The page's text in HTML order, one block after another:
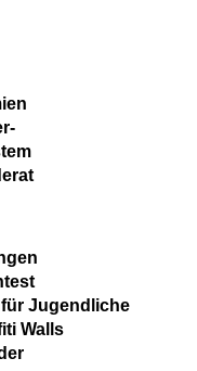
Jugendliche
Walls